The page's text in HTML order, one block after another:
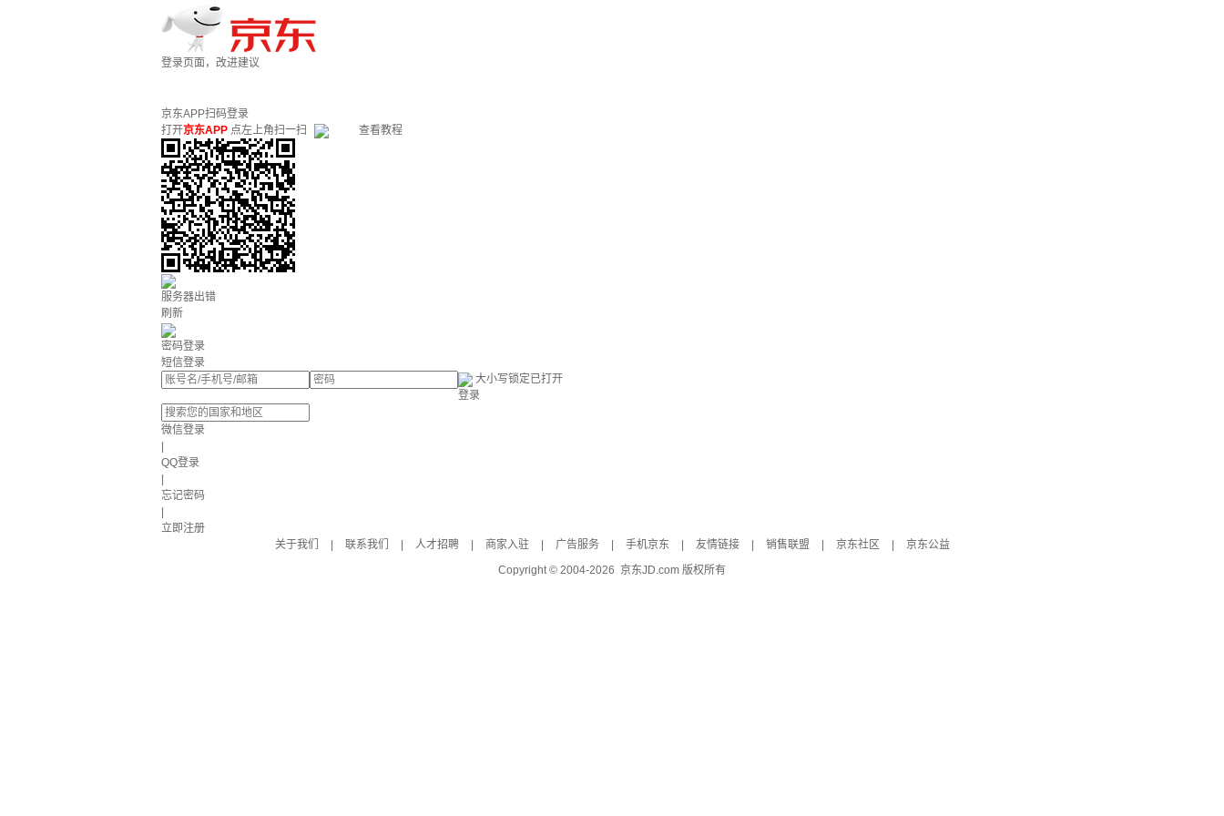
登录页面，改进建议
京东APP扫码登录
打开京东APP 点左上角扫一扫 查看教程
服务器出错
刷新
密码登录
短信登录
大小写锁定已打开
登录
微信登录
QQ登录
忘记密码
立即注册
关于我们
联系我们 人才招聘 商家入驻 广告服务 手机京东 友情链接 销售联盟 京东社区
京东公益
Copyright © 2004-2026 京东JD.com 版权所有